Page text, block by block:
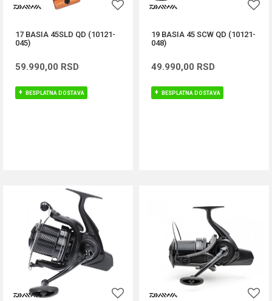
17 BASIA 45SLD QD (10121-
045)
59.990,00 RSD
BESPLATNA DOSTAVA
19 BASIA 45 SCW QD (10121-
048)
49.990,00 RSD
BESPLATNA DOSTAVA